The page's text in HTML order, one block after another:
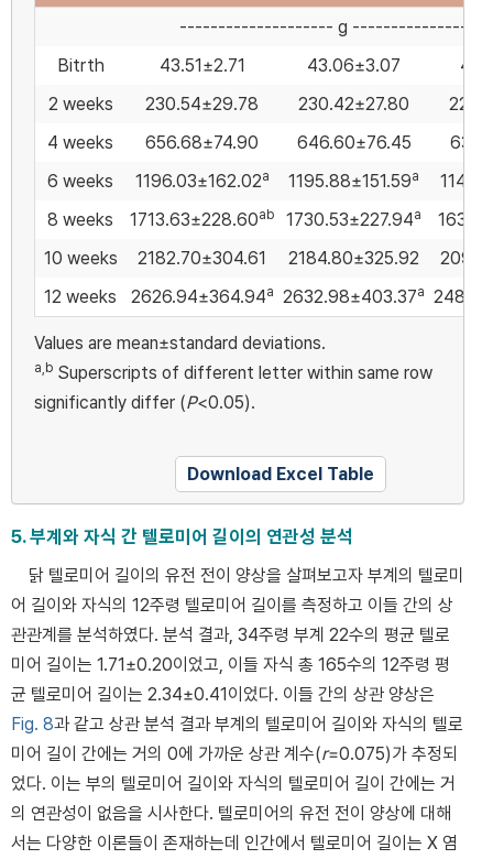
-------------------- g
Bitrth
43.51±2.71 43.06±3.07
2 weeks
230.54±29.78 230.42±27.80
4 weeks
656.68±74.90 646.60±76.45
6 weeks
1196.03±162.02a 1195.88±151.59a
8 weeks
1713.63±228.60ab 1730.53±227.94a
10 weeks
2182.70±304.61 2184.80±325.92
12 weeks
2626.94±364.94a 2632.98±403.37a
Values are mean±standard deviations.
a,b Superscripts of different letter within same row
significantly differ (P<0.05).
Download Excel Table
5. 부계와 자식 간 텔로미어 길이의 연관성 분석
닭 텔로미어 길이의 유전 전이 양상을 살펴보고자 부계의 텔로미
어 길이와 자식의 12주령 텔로미어 길이를 측정하고 이들 간의 상
관관계를 분석하였다. 분석 결과, 34주령 부계 22수의 평균 텔로
미어 길이는 1.71±0.20이었고, 이들 자식 총 165수의 12주령 평
균 텔로미어 길이는 2.34±0.41이었다. 이들 간의 상관 양상은
Fig. 8과 같고 상관 분석 결과 부계의 텔로미어 길이와 자식의 텔로
미어 길이 간에는 거의 0에 가까운 상관 계수(r=0.075)가 추정되
었다. 이는 부의 텔로미어 길이와 자식의 텔로미어 길이 간에는 거
의 연관성이 없음을 시사한다. 텔로미어의 유전 전이 양상에 대해
서는 다양한 이론들이 존재하는데 인간에서 텔로미어 길이는 X 염